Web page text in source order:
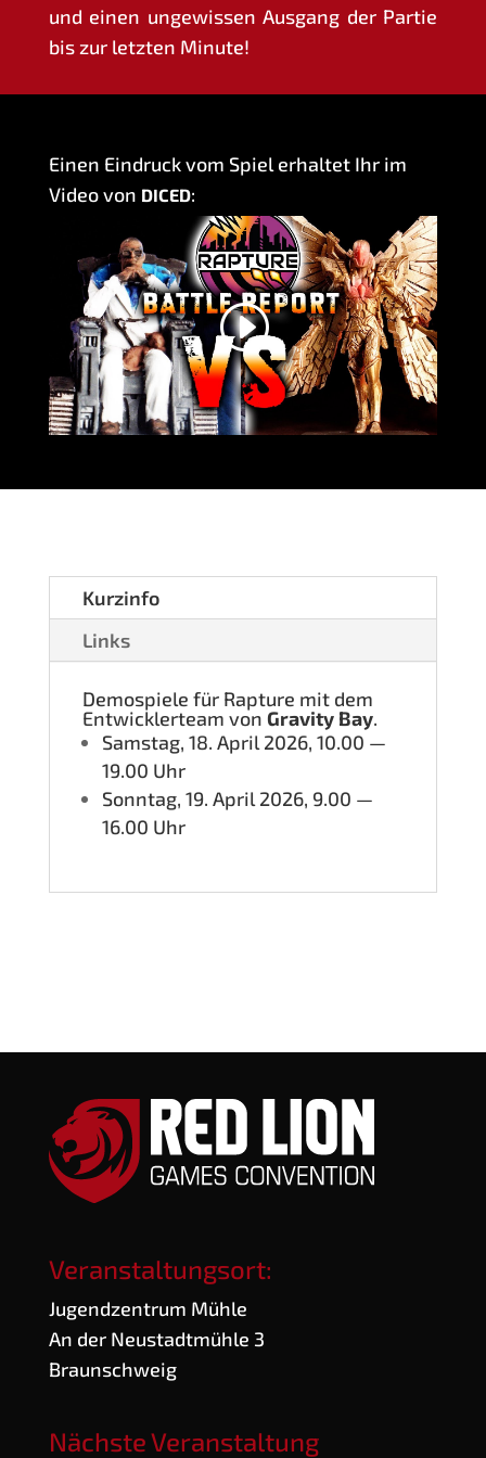
und einen unge­wis­sen Aus­gang der Par­tie
bis zur letz­ten Minute!
Einen Ein­druck vom Spiel erhal­tet Ihr im
Video von DICED:
Kurz­in­fo
Links
Demo­spie­le für Rap­tu­re mit dem
Ent­wick­ler­team von Gra­vi­ty Bay.
Sams­tag, 18. April 2026, 10.00 —
19.00 Uhr
Sonn­tag, 19. April 2026, 9.00 —
16.00 Uhr
Veranstaltungsort:
Jugend­zen­trum Mühle
An der Neu­stadt­müh­le 3
Braunschweig
Nächste Veranstaltung